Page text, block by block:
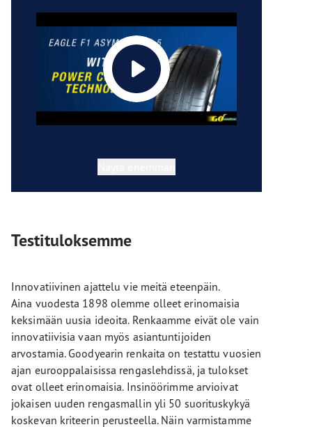
Testituloksemme
Innovatiivinen ajattelu vie meitä eteenpäin.
Aina vuodesta 1898 olemme olleet erinomaisia
keksimään uusia ideoita. Renkaamme eivät ole vain
innovatiivisia vaan myös asiantuntijoiden
arvostamia. Goodyearin renkaita on testattu vuosien
ajan eurooppalaisissa rengaslehdissä, ja tulokset
ovat olleet erinomaisia. Insinöörimme arvioivat
jokaisen uuden rengasmallin yli 50 suorituskykyä
koskevan kriteerin perusteella. Näin varmistamme